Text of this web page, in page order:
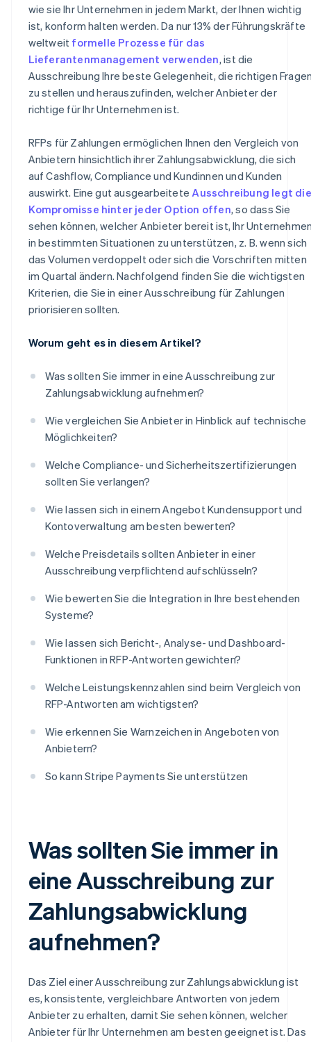
wie sie Ihr Unternehmen in jedem Markt, der Ihnen wichtig
ist, konform halten werden. Da nur 13% der Führungskräfte
weltweit formelle Prozesse für das
Lieferantenmanagement verwenden, ist die
Ausschreibung Ihre beste Gelegenheit, die richtigen
zu stellen und herauszufinden, welcher Anbieter der
richtige für Ihr Unternehmen ist.
RFPs für Zahlungen ermöglichen Ihnen den Vergleich von
Anbietern hinsichtlich ihrer Zahlungsabwicklung, die sich
auf Cashflow, Compliance und Kundinnen und Kunden
auswirkt. Eine gut ausgearbeitete Ausschreibung legt die
Kompromisse hinter jeder Option offen, so dass Sie
sehen können, welcher Anbieter bereit ist, Ihr
in bestimmten Situationen zu unterstützen, z. B. wenn sich
das Volumen verdoppelt oder sich die Vorschriften mitten
im Quartal ändern. Nachfolgend finden Sie die wichtigsten
Kriterien, die Sie in einer Ausschreibung für Zahlungen
priorisieren sollten.
Worum geht es in diesem Artikel?
Was sollten Sie immer in eine Ausschreibung zur
Zahlungsabwicklung aufnehmen?
Wie vergleichen Sie Anbieter in Hinblick auf technische
Möglichkeiten?
Welche Compliance- und Sicherheitszertifizierungen
sollten Sie verlangen?
Wie lassen sich in einem Angebot Kundensupport und
Kontoverwaltung am besten bewerten?
Welche Preisdetails sollten Anbieter in einer
Ausschreibung verpflichtend aufschlüsseln?
Wie bewerten Sie die Integration in Ihre bestehenden
Systeme?
Wie lassen sich Bericht-, Analyse- und Dashboard-
Funktionen in RFP-Antworten gewichten?
Welche Leistungskennzahlen sind beim Vergleich von
RFP-Antworten am wichtigsten?
Wie erkennen Sie Warnzeichen in Angeboten von
Anbietern?
So kann Stripe Payments Sie unterstützen
Was sollten Sie immer in
eine Ausschreibung zur
Zahlungsabwicklung
aufnehmen?
Das Ziel einer Ausschreibung zur Zahlungsabwicklung ist
es, konsistente, vergleichbare Antworten von jedem
Anbieter zu erhalten, damit Sie sehen können, welcher
Anbieter für Ihr Unternehmen am besten geeignet ist. Das